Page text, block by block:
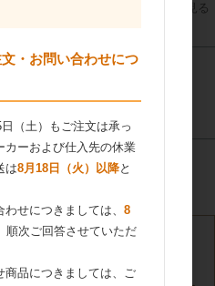
すべてのおすすめ商品を見る
・お問い合わせにつ
（土）もご注文は承っ
カーおよび仕入先の休業
は8月18日（火）以降と
せにつきましては、 8
順次ご回答させていただ
商品につきましては、ご